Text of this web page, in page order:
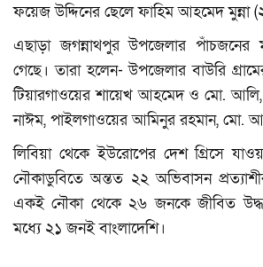
ক্যাম্পাস
লাইফস্টাইল
যোগাযোগ
ধর্ম ও জীবন
ভিডিও
ফয়েজ উদ্দিনের ছেলে ফাহিম আহমেদ মুন্না
এছাড়া জগন্নাথপুর উপজেলার
গেছে। তারা হলেন- উপজেলার বাউরি
টিয়ারগাওয়ের শায়েখ আহমেদ ও মো. আলি,
নাঈম, পাইলগাওয়ের আমিনুর রহমান, মো.
লিবিয়া থেকে ইউরোপের দেশ গ্রিসে
নৌকাডুবিতে অন্তত ২২ অভিবাসন
একই নৌকা থেকে ২৬ জনকে জীবিত
মধ্যে ২১ জনই বাংলাদেশি।